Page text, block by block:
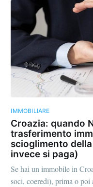
IMMOBILIARE
Croazia: quando
trasferimento
scioglimento
invece si paga)
Se hai un immobile in
soci, coeredi), prima o